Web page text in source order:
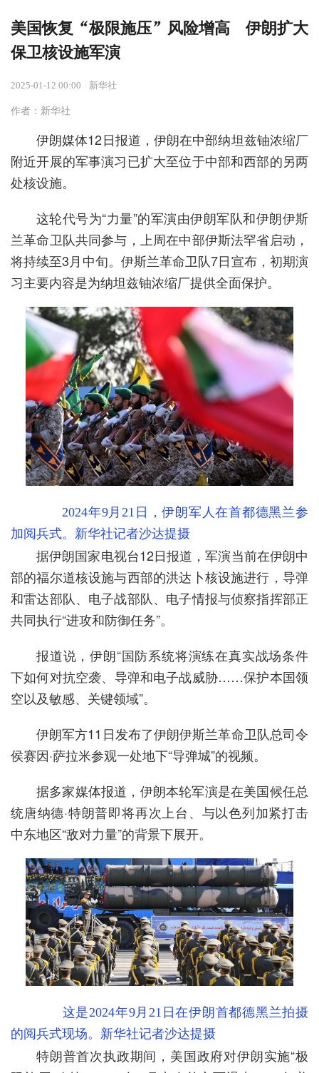
美国恢复“极限施压”风险增高 伊朗扩大
保卫核设施军演
2025-01-12 00:00 新华社
作者：新华社
伊朗媒体12日报道，伊朗在中部纳坦兹铀浓缩厂
附近开展的军事演习已扩大至位于中部和西部的另两
处核设施。
这轮代号为“力量”的军演由伊朗军队和伊朗伊斯
兰革命卫队共同参与，上周在中部伊斯法罕省启动，
将持续至3月中旬。伊斯兰革命卫队7日宣布，初期演
习主要内容是为纳坦兹铀浓缩厂提供全面保护。
2024年9月21日，伊朗军人在首都德黑兰参
加阅兵式。新华社记者沙达提摄
据伊朗国家电视台12日报道，军演当前在伊朗中
部的福尔道核设施与西部的洪达卜核设施进行，导弹
和雷达部队、电子战部队、电子情报与侦察指挥部正
共同执行“进攻和防御任务”。
报道说，伊朗“国防系统将演练在真实战场条件
下如何对抗空袭、导弹和电子战威胁……保护本国领
空以及敏感、关键领域”。
伊朗军方11日发布了伊朗伊斯兰革命卫队总司令
侯赛因·萨拉米参观一处地下“导弹城”的视频。
据多家媒体报道，伊朗本轮军演是在美国候任总
统唐纳德·特朗普即将再次上台、与以色列加紧打击
中东地区“敌对力量”的背景下展开。
这是2024年9月21日在伊朗首都德黑兰拍摄
的阅兵式现场。新华社记者沙达提摄
特朗普首次执政期间，美国政府对伊朗实施“极